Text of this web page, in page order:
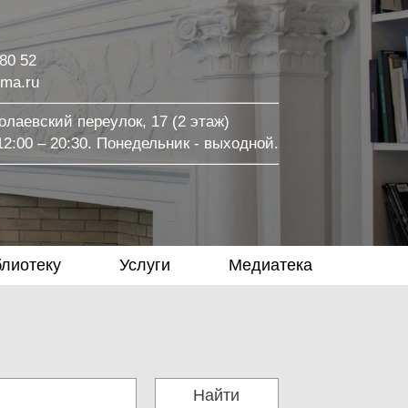
52
переулок, 17 (2 этаж)
– 20:30. Понедельник - выходной.
Услуги Медиатека
Найти